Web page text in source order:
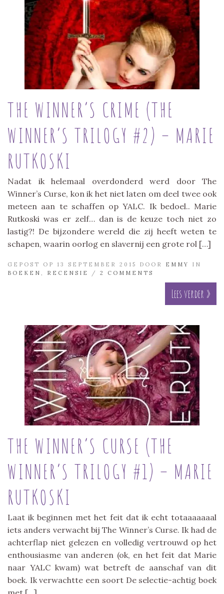
THE WINNER’S CRIME (THE
WINNER’S TRILOGY #2) – MARIE
RUTKOSKI
Nadat ik helemaal overdonderd werd door The
Winner’s Curse, kon ik het niet laten om deel twee ook
meteen aan te schaffen op YALC. Ik bedoel.. Marie
Rutkoski was er zelf… dan is de keuze toch niet zo
lastig?! De bijzondere wereld die zij heeft weten te
schapen, waarin oorlog en slavernij een grote rol […]
GEPOST OP 13 SEPTEMBER 2015 DOOR EMMY
IN
BOEKEN
RECENSIE / 2 COMMENTS
Lees verder »
THE WINNER’S CURSE (THE
WINNER’S TRILOGY #1) – MARIE
RUTKOSKI
Laat ik beginnen met het feit dat ik echt totaaaaaaal
iets anders verwacht bij The Winner’s Curse. Ik had de
achterflap niet gelezen en volledig vertrouwd op het
enthousiasme van anderen (ok, en het feit dat Marie
naar YALC kwam) wat betreft de aanschaf van dit
boek. Ik verwachtte een soort De selectie-achtig boek